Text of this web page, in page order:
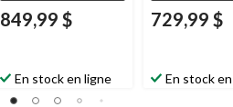
849,99 $
En stock en ligne
729,99 $
En stock